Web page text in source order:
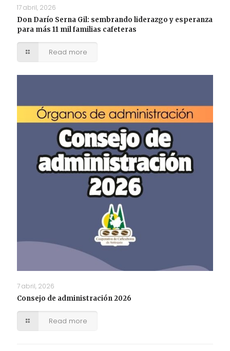
17 abril, 2026
Don Darío Serna Gil: sembrando liderazgo y esperanza
para más 11 mil familias cafeteras
Read more
7 abril, 2026
Consejo de administración 2026
Read more